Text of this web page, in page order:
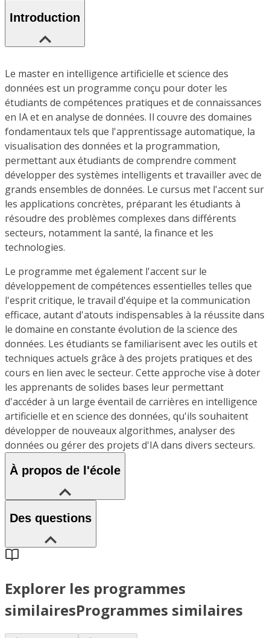
Introduction
Le master en intelligence artificielle et science des
données est un programme conçu pour doter les
étudiants de compétences pratiques et de connaissances
en IA et en analyse de données. Il couvre des domaines
fondamentaux tels que l'apprentissage automatique, la
visualisation des données et la programmation,
permettant aux étudiants de comprendre comment
développer des systèmes intelligents et travailler avec de
grands ensembles de données. Le cursus met l'accent sur
les applications concrètes, préparant les étudiants à
résoudre des problèmes complexes dans différents
secteurs, notamment la santé, la finance et les
technologies.
Le programme met également l'accent sur le
développement de compétences essentielles telles que
l'esprit critique, le travail d'équipe et la communication
efficace, autant d'atouts indispensables à la réussite dans
le domaine en constante évolution de la science des
données. Les étudiants se familiarisent avec les outils et
techniques actuels grâce à des projets pratiques et des
cours en lien avec le secteur. Cette approche vise à doter
les apprenants de solides bases leur permettant
d'accéder à un large éventail de carrières en intelligence
artificielle et en science des données, qu'ils souhaitent
développer de nouveaux algorithmes, analyser des
données ou gérer des projets d'IA dans divers secteurs.
À propos de l'école
Des questions
Explorer les programmes
similairesProgrammes similaires